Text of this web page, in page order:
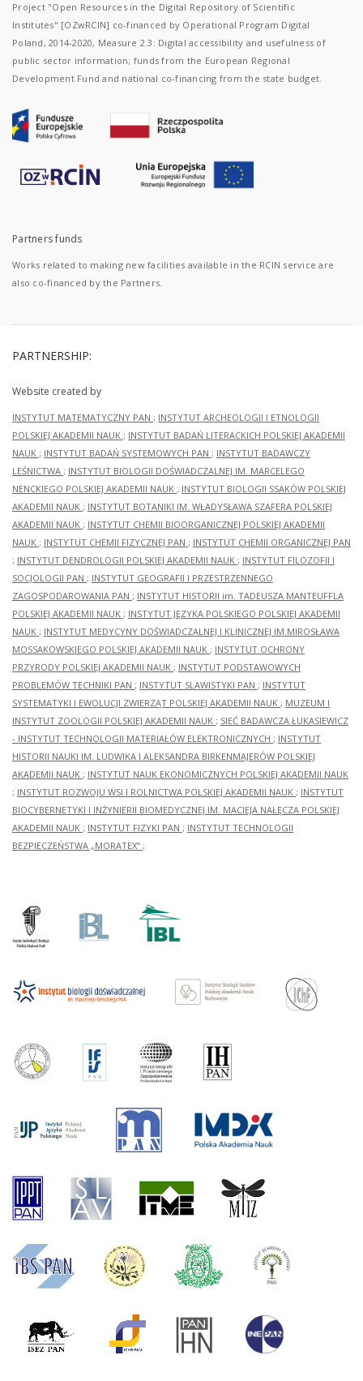
Project "Open Resources in the Digital Repository of Scientific
Institutes" [OZwRCIN] co-financed by Operational Program Digital
Poland, 2014-2020, Measure 2.3: Digital accessibility and usefulness of
public sector information; funds from the European Regional
Development Fund and national co-financing from the state budget.
Partners funds
Works related to making new facilities available in the RCIN service are
also co-financed by the Partners.
PARTNERSHIP:
Website created by
INSTYTUT MATEMATYCZNY PAN ; INSTYTUT ARCHEOLOGII I ETNOLOGII
POLSKIEJ AKADEMII NAUK ; INSTYTUT BADAŃ LITERACKICH POLSKIEJ AKADEMII
NAUK ; INSTYTUT BADAŃ SYSTEMOWYCH PAN ; INSTYTUT BADAWCZY
LEŚNICTWA ; INSTYTUT BIOLOGII DOŚWIADCZALNEJ IM. MARCELEGO
NENCKIEGO POLSKIEJ AKADEMII NAUK ; INSTYTUT BIOLOGII SSAKÓW POLSKIEJ
AKADEMII NAUK ; INSTYTUT BOTANIKI IM. WŁADYSŁAWA SZAFERA POLSKIEJ
AKADEMII NAUK ; INSTYTUT CHEMII BIOORGANICZNEJ POLSKIEJ AKADEMII
NAUK ; INSTYTUT CHEMII FIZYCZNEJ PAN ; INSTYTUT CHEMII ORGANICZNEJ PAN
; INSTYTUT DENDROLOGII POLSKIEJ AKADEMII NAUK ; INSTYTUT FILOZOFII I
SOCJOLOGII PAN ; INSTYTUT GEOGRAFII I PRZESTRZENNEGO
ZAGOSPODAROWANIA PAN ; INSTYTUT HISTORII im. TADEUSZA MANTEUFFLA
POLSKIEJ AKADEMII NAUK ; INSTYTUT JĘZYKA POLSKIEGO POLSKIEJ AKADEMII
NAUK ; INSTYTUT MEDYCYNY DOŚWIADCZALNEJ I KLINICZNEJ IM.MIROSŁAWA
MOSSAKOWSKIEGO POLSKIEJ AKADEMII NAUK ; INSTYTUT OCHRONY
PRZYRODY POLSKIEJ AKADEMII NAUK ; INSTYTUT PODSTAWOWYCH
PROBLEMÓW TECHNIKI PAN ; INSTYTUT SLAWISTYKI PAN ; INSTYTUT
SYSTEMATYKI I EWOLUCJI ZWIERZĄT POLSKIEJ AKADEMII NAUK ; MUZEUM I
INSTYTUT ZOOLOGII POLSKIEJ AKADEMII NAUK ; SIEĆ BADAWCZA ŁUKASIEWICZ
- INSTYTUT TECHNOLOGII MATERIAŁÓW ELEKTRONICZNYCH ; INSTYTUT
HISTORII NAUKI IM. LUDWIKA I ALEKSANDRA BIRKENMAJERÓW POLSKIEJ
AKADEMII NAUK ; INSTYTUT NAUK EKONOMICZNYCH POLSKIEJ AKADEMII NAUK
; INSTYTUT ROZWOJU WSI I ROLNICTWA POLSKIEJ AKADEMII NAUK ; INSTYTUT
BIOCYBERNETYKI I INŻYNIERII BIOMEDYCZNEJ IM. MACIEJA NAŁĘCZA POLSKIEJ
AKADEMII NAUK ; INSTYTUT FIZYKI PAN ; INSTYTUT TECHNOLOGII
BEZPIECZEŃSTWA „MORATEX” ;